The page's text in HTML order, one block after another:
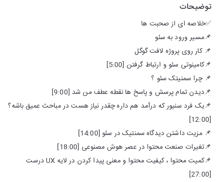
توضیحات
✅خلاصه ای از صحبت ها
📌مسیر ورود به سئو
📌 کار روی پروژه لافت گوگل
📌کامینوتی سئو و ارتباط گرفتن [5:00]
📌 چرا سمنیتک سئو ؟
📌دیدن تمام پرسش و پاسخ ها نقطه عطف من شد [9:00]
📌یک فرد سنیور که درآمد هم داره چقدر نیاز هست در مباحث عمیق باشه؟
[12:00]
📌 مزیت داشتن دیدگاه سمنتیک در سئو [14:00]
📌تغیرات صنعت محتوا در عصر هوش مصنوعی [18:00]
📌کمیت محتوا ، کیفیت محتوا و معنی پیدا کردن در لایه UX درست
[27:00]